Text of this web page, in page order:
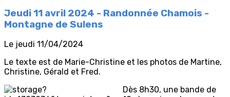
Jeudi 11 avril 2024 - Randonnée Chamois -
Montagne de Sulens
Le jeudi 11/04/2024
Le texte est de Marie-Christine et les photos de Martine,
Christine, Gérald et Fred.
Dès 8h30, une bande de